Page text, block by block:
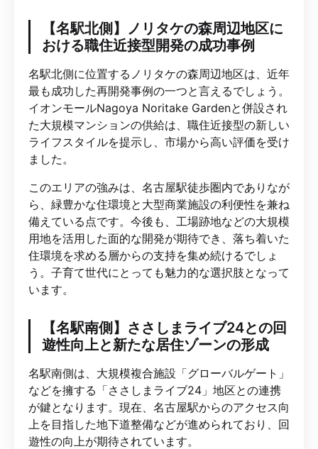
【名駅北側】ノリタケの森周辺地区に
おける職住近接型開発の成功事例
名駅北側に位置するノリタケの森周辺地区は、近年
最も成功した再開発事例の一つと言えるでしょう。
イオンモールNagoya Noritake Gardenと併設され
た大規模マンションの供給は、職住近接型の新しい
ライフスタイルを提示し、市場から高い評価を受け
ました。
このエリアの強みは、名古屋駅徒歩圏内でありなが
ら、緑豊かな住環境と大型商業施設の利便性を兼ね
備えている点です。今後も、工場跡地などの大規模
用地を活用した面的な開発が期待でき、落ち着いた
住環境を求める層からの支持を集め続けるでしょ
う。子育て世代にとっても魅力的な選択肢となって
います。
【名駅南側】ささしまライブ24との回
遊性向上と新たな居住ゾーンの形成
名駅南側は、大規模複合施設「グローバルゲート」
などを擁する「ささしまライブ24」地区との連携
が鍵となります。現在、名古屋駅からのアクセス向
上を目指した地下道整備などが進められており、回
遊性の向上が期待されています。